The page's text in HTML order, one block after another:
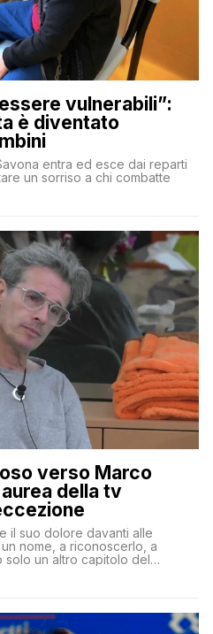
vulnerabili”:
è diventato
entra ed esce dai reparti
un sorriso a chi combatte
verso Marco
della tv
il suo dolore davanti alle
nome, a riconoscerlo, a
solo un altro capitolo del